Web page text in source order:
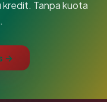
Tanpa kuota
→